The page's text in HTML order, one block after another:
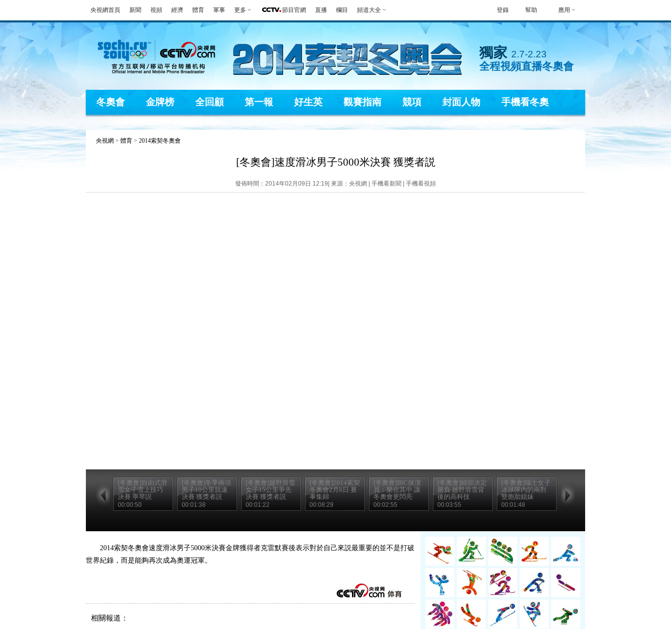
央視網首頁 新聞 視頻 經濟 體育 軍事 更多 節目官網 直播 欄目 頻道大全 幫助 應用
登錄
獨家 2.7-2.23
全程視頻直播冬奧會
冬奧會 金牌榜 全回顧 第一報 好生英 觀賽指南 競項 封面人物 手機看冬奧
央視網 > 體育 > 2014索契冬奧會
[冬奧會]速度滑冰男子5000米決賽 獲獎者説
發佈時間：2014年02月09日 12:19| 來源：央視網 | 手機看新聞 手機看視頻
[冬奧會]自由式滑
雪女子雪上技巧
決賽 寧琴説
00:00:50
[冬奧會]冬季兩項
男子10公里競速
決賽 獲獎者説
00:01:38
[冬奧會]越野滑雪
女子15公里爭先
決賽 獲獎者説
00:01:22
[冬奧會]2014索契
冬奧會2月8日 賽
事集錦
00:08:29
[冬奧會]IBC保潔
員：樂在其中 讓
冬奧會更閃亮
00:02:55
[冬奧會]細節決定
勝負 越野滑雪背
後的高科技
00:03:55
[冬奧會]瑞士女子
冰球隊內的兩對
雙胞胎姐妹
00:01:48
2014索契冬奧會速度滑冰男子5000米決賽金牌獲得者克雷默賽後表示對於自己來説最重要的並不是打破
世界紀錄，而是能夠再次成為奧運冠軍。
相關報道：